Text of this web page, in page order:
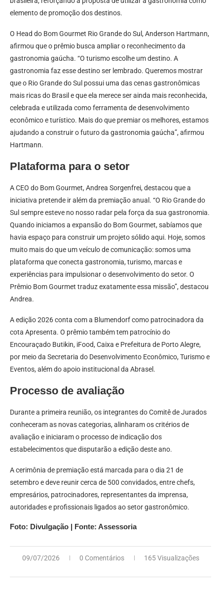
elemento de promoção dos destinos.
O Head do Bom Gourmet Rio Grande do Sul, Anderson Hartmann,
afirmou que o prêmio busca ampliar o reconhecimento da
gastronomia gaúcha. “O turismo escolhe um destino. A
gastronomia faz esse destino ser lembrado. Queremos mostrar
que o Rio Grande do Sul possui uma das cenas gastronômicas
mais ricas do Brasil e que ela merece ser ainda mais reconhecida,
celebrada e utilizada como ferramenta de desenvolvimento
econômico e turístico. Mais do que premiar os melhores, estamos
ajudando a construir o futuro da gastronomia gaúcha”, afirmou
Hartmann.
Plataforma para o setor
A CEO do Bom Gourmet, Andrea Sorgenfrei, destacou que a
iniciativa pretende ir além da premiação anual. “O Rio Grande do
Sul sempre esteve no nosso radar pela força da sua gastronomia.
Quando iniciamos a expansão do Bom Gourmet, sabíamos que
havia espaço para construir um projeto sólido aqui. Hoje, somos
muito mais do que um veículo de comunicação: somos uma
plataforma que conecta gastronomia, turismo, marcas e
experiências para impulsionar o desenvolvimento do setor. O
Prêmio Bom Gourmet traduz exatamente essa missão”, destacou
Andrea.
A edição 2026 conta com a Blumendorf como patrocinadora da
cota Apresenta. O prêmio também tem patrocínio do
Encouraçado Butikin, iFood, Caixa e Prefeitura de Porto Alegre,
por meio da Secretaria do Desenvolvimento Econômico, Turismo e
Eventos, além do apoio institucional da Abrasel.
Processo de avaliação
Durante a primeira reunião, os integrantes do Comitê de Jurados
conheceram as novas categorias, alinharam os critérios de
avaliação e iniciaram o processo de indicação dos
estabelecimentos que disputarão a edição deste ano.
A cerimônia de premiação está marcada para o dia 21 de
setembro e deve reunir cerca de 500 convidados, entre chefs,
empresários, patrocinadores, representantes da imprensa,
autoridades e profissionais ligados ao setor gastronômico.
Foto: Divulgação | Fonte: Assessoria
09/07/2026 0 Comentários 165 Visualizações